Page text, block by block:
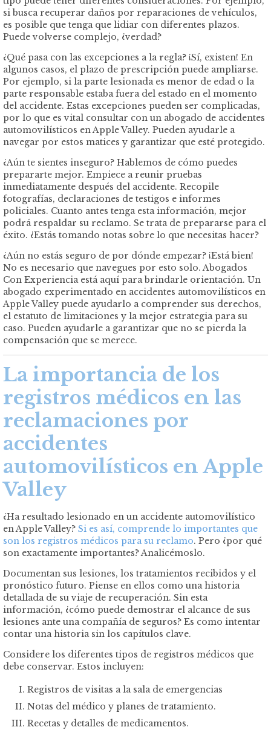
si busca recuperar daños por reparaciones de vehículos,
es posible que tenga que lidiar con diferentes plazos.
Puede volverse complejo, ¿verdad?
¿Qué pasa con las excepciones a la regla? ¡Sí, existen! En
algunos casos, el plazo de prescripción puede ampliarse.
Por ejemplo, si la parte lesionada es menor de edad o la
parte responsable estaba fuera del estado en el momento
del accidente. Estas excepciones pueden ser complicadas,
por lo que es vital consultar con un abogado de accidentes
automovilísticos en Apple Valley. Pueden ayudarle a
navegar por estos matices y garantizar que esté protegido.
¿Aún te sientes inseguro? Hablemos de cómo puedes
prepararte mejor. Empiece a reunir pruebas
inmediatamente después del accidente. Recopile
fotografías, declaraciones de testigos e informes
policiales. Cuanto antes tenga esta información, mejor
podrá respaldar su reclamo. Se trata de prepararse para el
éxito. ¿Estás tomando notas sobre lo que necesitas hacer?
¿Aún no estás seguro de por dónde empezar? ¡Está bien!
No es necesario que navegues por esto solo. Abogados
Con Experiencia está aquí para brindarle orientación. Un
abogado experimentado en accidentes automovilísticos en
Apple Valley puede ayudarlo a comprender sus derechos,
el estatuto de limitaciones y la mejor estrategia para su
caso. Pueden ayudarle a garantizar que no se pierda la
compensación que se merece.
La importancia de los
registros médicos en las
reclamaciones por
accidentes
automovilísticos en Apple
Valley
¿Ha resultado lesionado en un accidente automovilístico
en Apple Valley? Si es así, comprende lo importantes que
son los registros médicos para su reclamo. Pero ¿por qué
son exactamente importantes? Analicémoslo.
Documentan sus lesiones, los tratamientos recibidos y el
pronóstico futuro. Piense en ellos como una historia
detallada de su viaje de recuperación. Sin esta
información, ¿cómo puede demostrar el alcance de sus
lesiones ante una compañía de seguros? Es como intentar
contar una historia sin los capítulos clave.
Considere los diferentes tipos de registros médicos que
debe conservar. Estos incluyen:
Registros de visitas a la sala de emergencias
Notas del médico y planes de tratamiento.
Recetas y detalles de medicamentos.